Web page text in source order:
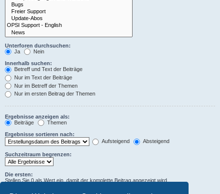
Unterforen durchsuchen:
Ja
Nein
Innerhalb suchen:
Betreff und Text der Beiträge
Nur im Text der Beiträge
Nur im Betreff der Themen
Nur im ersten Beitrag der Themen
Ergebnisse anzeigen als:
Beiträge
Themen
Ergebnisse sortieren nach:
Aufsteigend
Absteigend
Suchzeitraum begrenzen:
Die ersten:
Stellen Sie 0 als Wert ein, damit der komplette Beitrag angezeigt wird.